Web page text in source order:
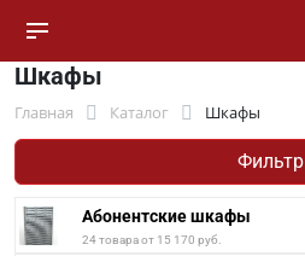
Шкафы
Главная Каталог Шкафы
Фильтр
Абонентские шкафы
24 товара от 15 170 руб.